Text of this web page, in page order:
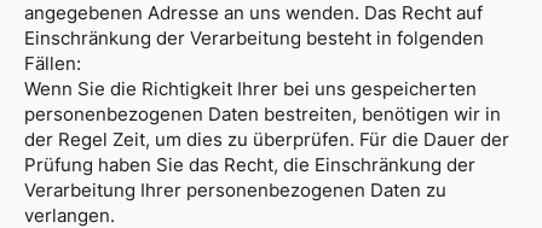
angegebenen Adresse an uns wenden. Das Recht auf
Einschränkung der Verarbeitung besteht in folgenden
Fällen:
Wenn Sie die Richtigkeit Ihrer bei uns gespeicherten
personenbezogenen Daten bestreiten, benötigen wir in
der Regel Zeit, um dies zu überprüfen. Für die Dauer der
Prüfung haben Sie das Recht, die Einschränkung der
Verarbeitung Ihrer personenbezogenen Daten zu
verlangen.